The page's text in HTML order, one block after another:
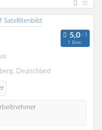
32
1 Bew.
Deutschland